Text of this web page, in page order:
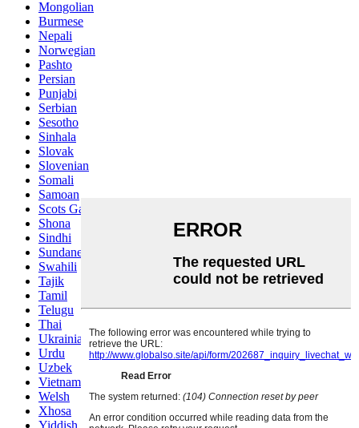
Mongolian
Burmese
Nepali
Norwegian
Pashto
Persian
Punjabi
Serbian
Sesotho
Sinhala
Slovak
Slovenian
Somali
Samoan
Scots Gaelic
Shona
Sindhi
Sundanese
Swahili
Tajik
Tamil
Telugu
Thai
Ukrainian
Urdu
Uzbek
Vietnamese
Welsh
Xhosa